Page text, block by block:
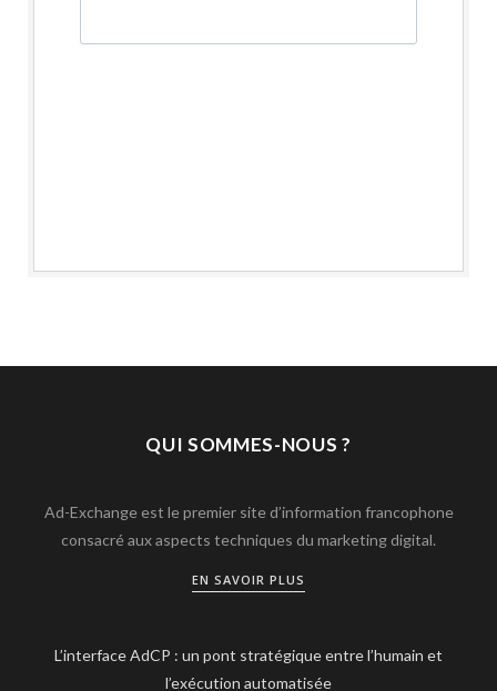
QUI SOMMES-NOUS ?
Ad-Exchange est le premier site d’information francophone
consacré aux aspects techniques du marketing digital.
EN SAVOIR PLUS
L’interface AdCP : un pont stratégique entre l’humain et
l’exécution automatisée